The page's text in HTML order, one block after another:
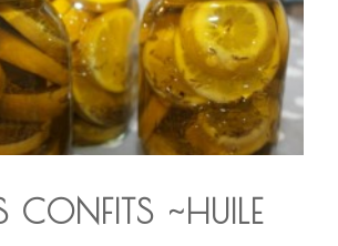
CONFITS ~HUILE